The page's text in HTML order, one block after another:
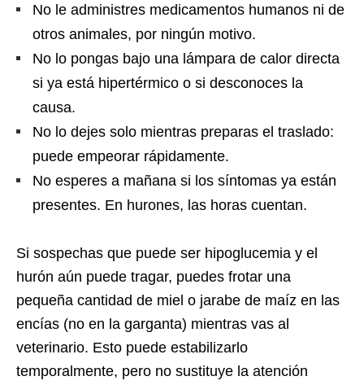
No le administres medicamentos humanos ni de
otros animales, por ningún motivo.
No lo pongas bajo una lámpara de calor directa
si ya está hipertérmico o si desconoces la
causa.
No lo dejes solo mientras preparas el traslado:
puede empeorar rápidamente.
No esperes a mañana si los síntomas ya están
presentes. En hurones, las horas cuentan.
Si sospechas que puede ser hipoglucemia y el
hurón aún puede tragar, puedes frotar una
pequeña cantidad de miel o jarabe de maíz en las
encías (no en la garganta) mientras vas al
veterinario. Esto puede estabilizarlo
temporalmente, pero no sustituye la atención